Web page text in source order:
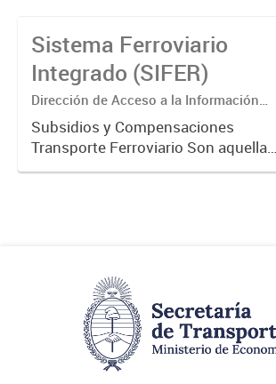
Sistema Ferroviario
Integrado (SIFER)
Dirección de Acceso a la Información
Pública y Transparencia
Subsidios y Compensaciones
Transporte Ferroviario Son aquellas
transferencias realizadas por la